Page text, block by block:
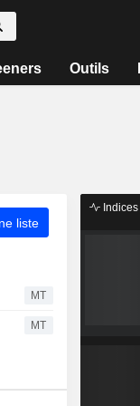
Outils
liste
MT
MT
Indices